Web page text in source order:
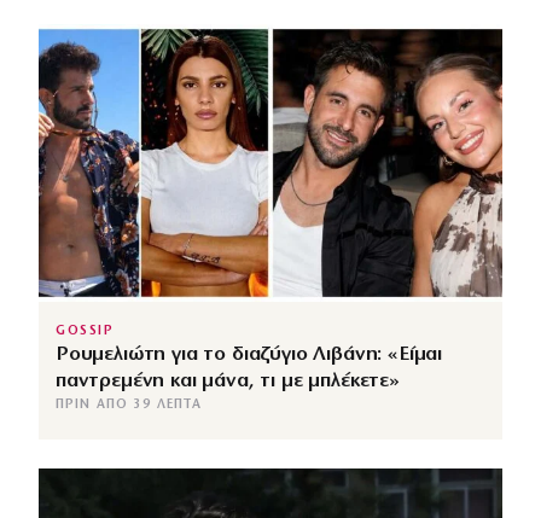
GOSSIP
Ρουμελιώτη για το διαζύγιο Λιβάνη: «Είμαι
παντρεμένη και μάνα, τι με μπλέκετε»
ΠΡΙΝ ΑΠΌ 39 ΛΕΠΤΆ